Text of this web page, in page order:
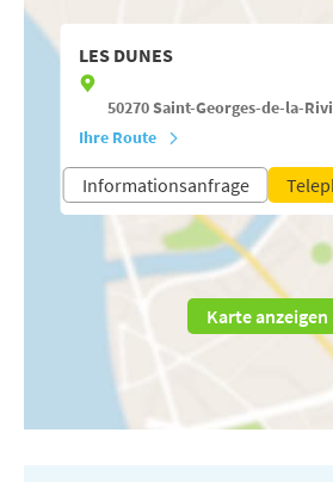
LES DUNES
50270Saint-Georges-de-la-
Ihre Route
Informationsanfrage
Karte anzeigen